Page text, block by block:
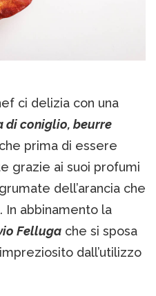
ci delizia con una
di coniglio, beurre
che prima di essere
grazie ai suoi profumi
dell’arancia che
In abbinamento la
Felluga che si sposa
dall’utilizzo